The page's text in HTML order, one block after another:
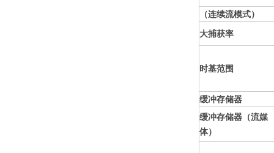
（连续流模式）
大捕获率
时基范围
缓冲存储器
缓冲存储器（流媒
体）